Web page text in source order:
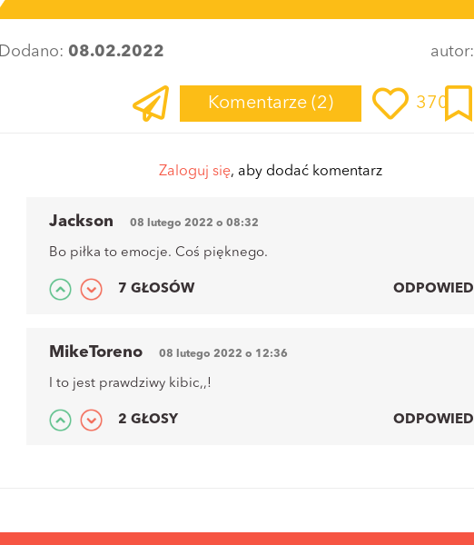
Dodano: 08.02.2022
Komentarze (2) 370
Zaloguj się, aby dodać komentarz
Jackson 08 lutego 2022 o 08:32
Bo piłka to emocje. Coś pięknego.
7 GŁOSÓW
MikeToreno 08 lutego 2022 o 12:36
I to jest prawdziwy kibic,,!
2 GŁOSY